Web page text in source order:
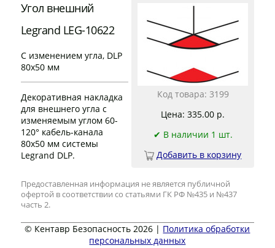
Код товара: 3199
Цена: 335.00 р.
✔ В наличии 1 шт.
Добавить в корзину
Угол внешний
Legrand LEG-10622
С изменением угла, DLP
80x50 мм
Декоративная накладка
для внешнего угла с
изменяемым углом 60-
120° кабель-канала
80x50 мм системы
Legrand DLP.
Предоставленная информация не является публичной
офертой в соответствии со статьями ГК РФ №435 и №437
часть 2.
© Кентавр Безопасность 2026 | Политика обработки
персональных данных